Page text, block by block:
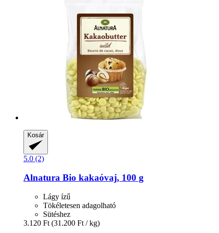
Kosár
5.0 (2)
Alnatura Bio kakaóvaj, 100 g
Lágy ízű
Tökéletesen adagolható
Sütéshez
3.120 Ft (31.200 Ft / kg)